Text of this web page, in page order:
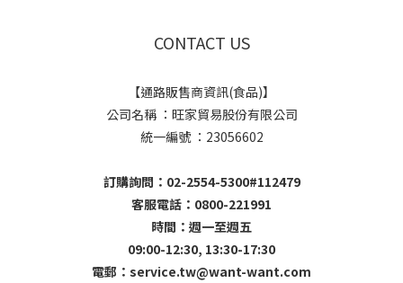
CONTACT US
【通路販售商資訊(食品)】
公司名稱 ：旺家貿易股份有限公司
統一編號 ：23056602
訂購詢問：02-2554-5300#112479
客服電話：0800-221991
時間：週一至週五
09:00-12:30, 13:30-17:30
電郵： service.tw@want-want.com